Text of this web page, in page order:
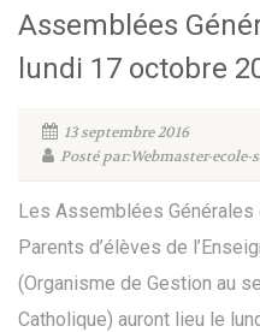
Assemblées
lundi 17 octobre
13 septembre 2016
Posté par:Webmaster-
Les Assemblées Générales
Parents d’élèves de
(Organisme de Gestion au
Catholique) auront lieu le